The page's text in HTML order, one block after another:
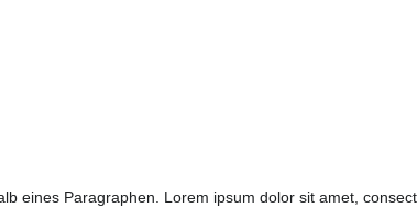
eines Paragraphen. Lorem ipsum dolor sit amet,